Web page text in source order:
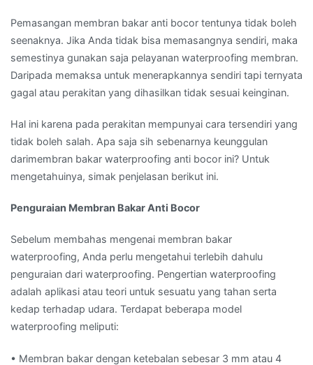
Pemasangan membran bakar anti bocor tentunya tidak boleh
seenaknya. Jika Anda tidak bisa memasangnya sendiri, maka
semestinya gunakan saja pelayanan waterproofing membran.
Daripada memaksa untuk menerapkannya sendiri tapi ternyata
gagal atau perakitan yang dihasilkan tidak sesuai keinginan.
Hal ini karena pada perakitan mempunyai cara tersendiri yang
tidak boleh salah. Apa saja sih sebenarnya keunggulan
darimembran bakar waterproofing anti bocor ini? Untuk
mengetahuinya, simak penjelasan berikut ini.
Penguraian Membran Bakar Anti Bocor
Sebelum membahas mengenai membran bakar
waterproofing, Anda perlu mengetahui terlebih dahulu
penguraian dari waterproofing. Pengertian waterproofing
adalah aplikasi atau teori untuk sesuatu yang tahan serta
kedap terhadap udara. Terdapat beberapa model
waterproofing meliputi:
• Membran bakar dengan ketebalan sebesar 3 mm atau 4